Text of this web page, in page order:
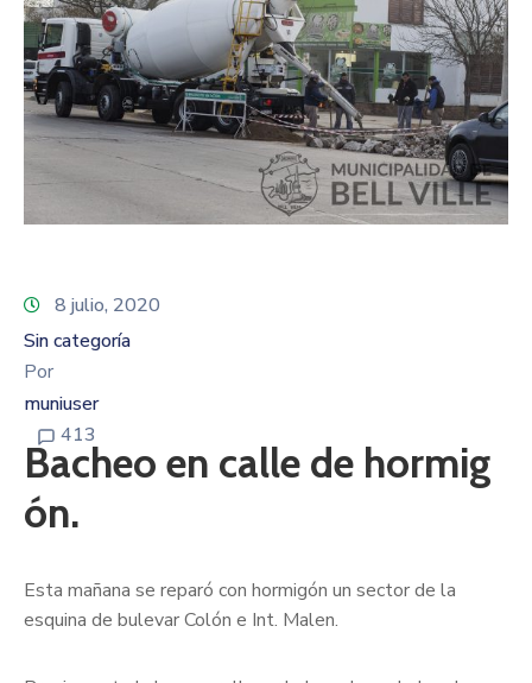
8 julio, 2020
Sin categoría
Por
muniuser
413
Bacheo en calle de hormig
ón.
Esta mañana se reparó con hormigón un sector de la
esquina de bulevar Colón e Int. Malen.